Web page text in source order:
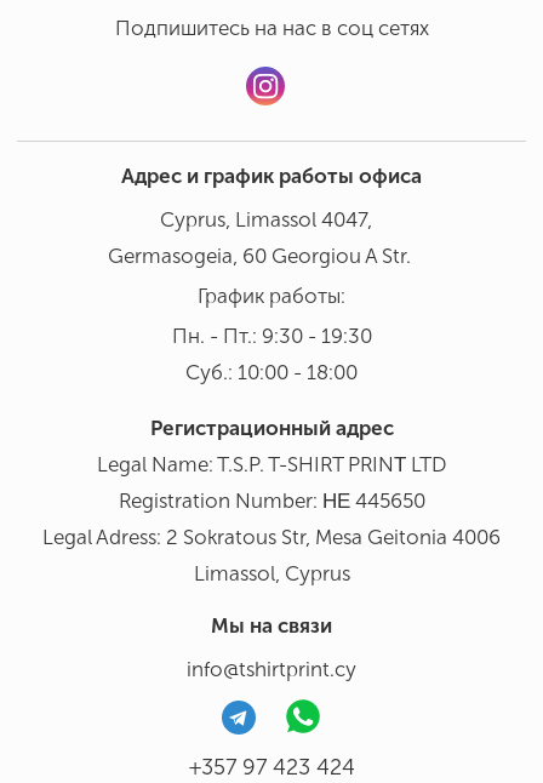
Подпишитесь на нас в соц сетях
Адрес и график работы офиса
Cyprus, Limassol 4047,
Germasogeia, 60 Georgiou A Str.
График работы:
Пн. - Пт.: 9:30 - 19:30
Суб.: 10:00 - 18:00
Регистрационный адрес
Legal Name: T.S.P. T-SHIRT PRINΤ LTD
Registration Number: ΗΕ 445650
Legal Adress: 2 Sokratous Str, Mesa Geitonia 4006
Limassol, Cyprus
Мы на связи
info@tshirtprint.cy
+357 97 423 424